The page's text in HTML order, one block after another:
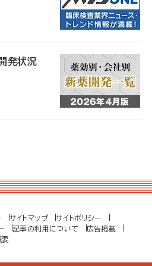
発状況
サイトマップ
サイトポリシー
記事の利用について
広告掲載
要